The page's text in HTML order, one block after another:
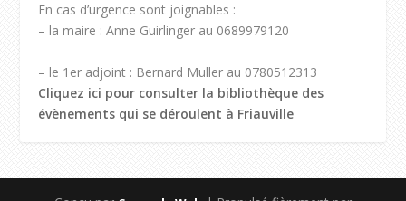
En cas d’urgence sont joignables :
– la maire : Anne Guirlinger au 0689979120
– le 1er adjoint : Bernard Muller au 0780512313
Cliquez ici pour consulter la bibliothèque des
évènements qui se déroulent à Friauville